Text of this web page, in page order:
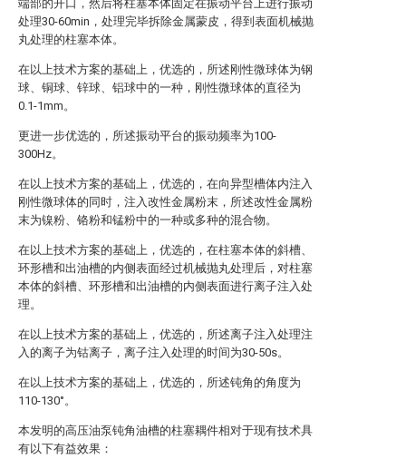
端部的开口，然后将柱塞本体固定在振动平台上进行振动
处理30-60min，处理完毕拆除金属蒙皮，得到表面机械抛
丸处理的柱塞本体。
在以上技术方案的基础上，优选的，所述刚性微球体为钢
球、铜球、锌球、铝球中的一种，刚性微球体的直径为
0.1-1mm。
更进一步优选的，所述振动平台的振动频率为100-
300Hz。
在以上技术方案的基础上，优选的，在向异型槽体内注入
刚性微球体的同时，注入改性金属粉末，所述改性金属粉
末为镍粉、铬粉和锰粉中的一种或多种的混合物。
在以上技术方案的基础上，优选的，在柱塞本体的斜槽、
环形槽和出油槽的内侧表面经过机械抛丸处理后，对柱塞
本体的斜槽、环形槽和出油槽的内侧表面进行离子注入处
理。
在以上技术方案的基础上，优选的，所述离子注入处理注
入的离子为钴离子，离子注入处理的时间为30-50s。
在以上技术方案的基础上，优选的，所述钝角的角度为
110-130°。
本发明的高压油泵钝角油槽的柱塞耦件相对于现有技术具
有以下有益效果：